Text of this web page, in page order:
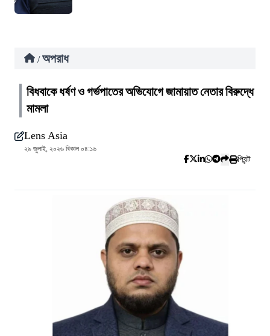
/ অপরাধ
বিধবাকে ধর্ষণ ও গর্ভপাতের অভিযোগে জামায়াত নেতার বিরুদ্ধে
মামলা
Lens Asia
২৯ জুলাই, ২০২৬ বিকাল ০৪:১৬
প্রিন্ট